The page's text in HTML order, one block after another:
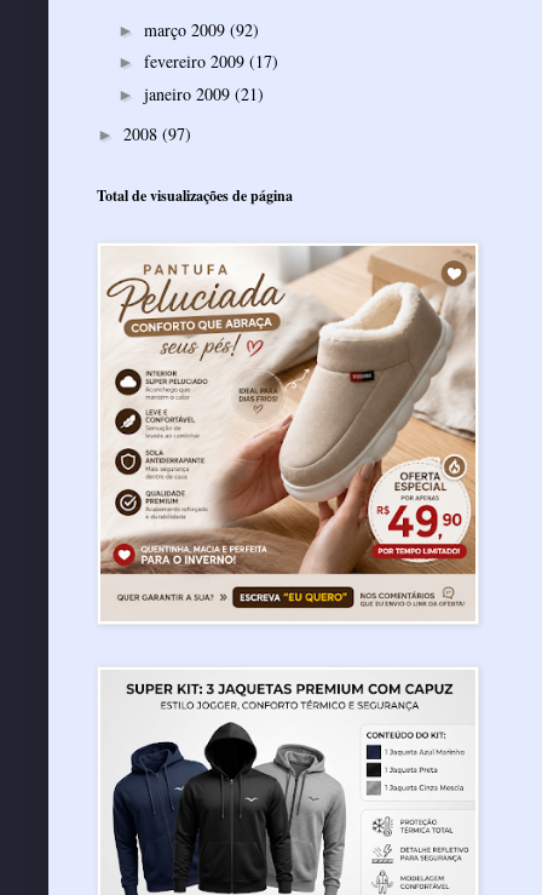
► março 2009 (92)
► fevereiro 2009 (17)
► janeiro 2009 (21)
► 2008 (97)
Total de visualizações de página